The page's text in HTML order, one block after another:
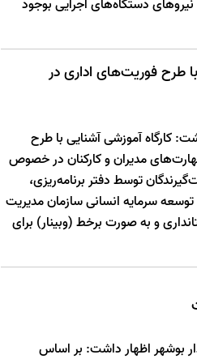
دستگاه‌های اجرایی بوجود
طرح فوریت‌های اداری در
کارگاه آموزشی آشنایی با طرح
مدیران و کارکنان در خصوص
توسط دفتر برنامه‌ریزی،
سرمایه انسانی سازمان مدیریت
و به صورت برخط (وبینار) برای
بوشهر اظهار داشت: بر اساس